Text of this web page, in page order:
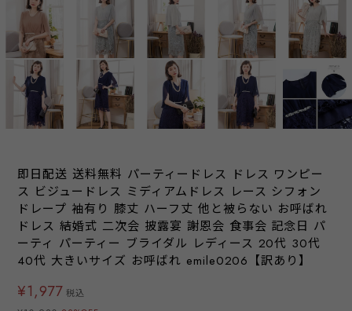
即日配送 送料無料 パーティードレス ドレス ワンピー
ス ビジュードレス ミディアムドレス レース シフォン
ドレープ 袖有り 膝丈 ハーフ丈 他と被らない お呼ばれ
ドレス 結婚式 二次会 披露宴 謝恩会 食事会 記念日 パ
ーティ パーティー ブライダル レディース 20代 30代
40代 大きいサイズ お呼ばれ emile0206【訳あり】
¥1,977 税込